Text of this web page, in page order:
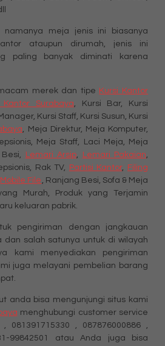
namanya meja jenis ini biasanya
ataupun dirumah, jenis ini
paling banyak diminati karena
merek dan tipe Kursi Kantor
Kantor Surabaya, Kursi Bar, Kursi
Kursi Staff, Kursi Susun, Kursi
, Meja Direktur, Meja Komputer,
Meja Staff, Laci Meja, Meja
Lemari Arsip, Lemari Pakaian,
Rak TV,
Partisi Kantor,
Filing
Mobile File , Ranjang Besi, Sofa & Meja
Murah, Produk yang Terjamin
keluaran pabrik.
pengiriman dengan jangkauan
dan salah satunya untuk di wilayah
kami menyediakan pengiriman
juga melayani pembelian barang
anda bisa mengunjungi situs kami
menghubungi customer service
081391715330 , 087876000886 ,
99842501 atau Anda juga bisa